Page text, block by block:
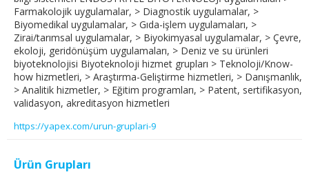
Farmakolojik uygulamalar, > Diagnostik uygulamalar, >
Biyomedikal uygulamalar, > Gıda-işlem uygulamaları, >
Zirai/tarımsal uygulamalar, > Biyokimyasal uygulamalar, > Çevre,
ekoloji, geridönüşüm uygulamaları, > Deniz ve su ürünleri
biyoteknolojisi Biyoteknoloji hizmet grupları > Teknoloji/Know-
how hizmetleri, > Araştırma-Geliştirme hizmetleri, > Danışmanlık,
> Analitik hizmetler, > Eğitim programları, > Patent, sertifikasyon,
validasyon, akreditasyon hizmetleri
https://yapex.com/urun-gruplari-9
Ürün Grupları